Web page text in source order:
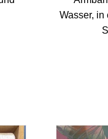
Wasser, in